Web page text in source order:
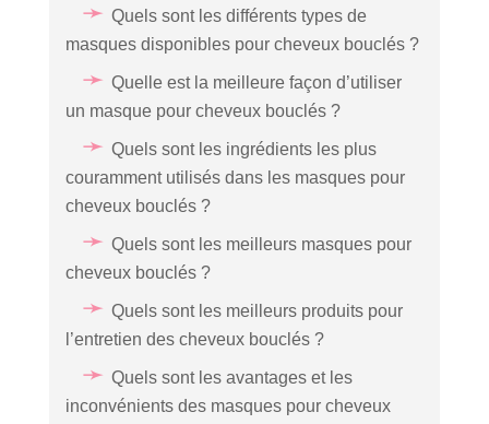
Quels sont les différents types de
masques disponibles pour cheveux bouclés ?
Quelle est la meilleure façon d’utiliser
un masque pour cheveux bouclés ?
Quels sont les ingrédients les plus
couramment utilisés dans les masques pour
cheveux bouclés ?
Quels sont les meilleurs masques pour
cheveux bouclés ?
Quels sont les meilleurs produits pour
l’entretien des cheveux bouclés ?
Quels sont les avantages et les
inconvénients des masques pour cheveux